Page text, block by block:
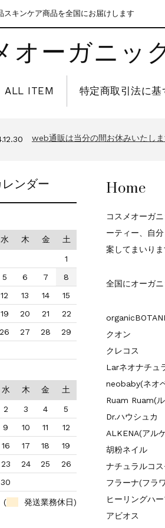
スキンケア商品を全国にお届けします
オーガニッ
ALL ITEM 特定商取引法に基
web通販は当分の間お休みいたし
Home
コスメオーガ
ーティー、自
案してまいりま
全国にオーガ
クオン
クレコス
Larネオナチュ
neobaby(ネオ
Ruam Ruam(
Dr.ハウシュカ
ALKENA(アル
胡粉ネイル
ナチュラルコス
フラーナ(フラ
ヒーリングハー
アビオス
ンダー
水 木 金 土
1
5 6 7
8
12 13 14
15
19 20 21
22
26 27 28
29
水 木 金 土
2 3 4
5
9 10 11
12
16 17 18
19
23 24 25
26
30
( 発送業務休日)